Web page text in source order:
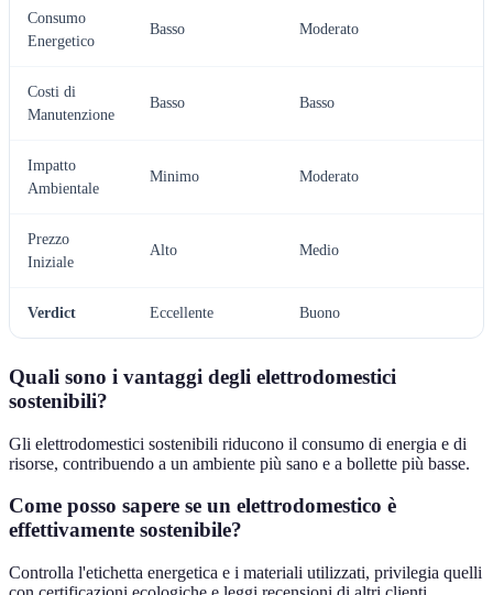
Consumo
Energetico
Basso Moderato
Costi di
Manutenzione
Basso Basso
Impatto
Ambientale
Minimo Moderato
Prezzo
Iniziale
Alto Medio
Verdict Eccellente Buono
Quali sono i vantaggi degli elettrodomestici
sostenibili?
Gli elettrodomestici sostenibili riducono il consumo di energia e di
risorse, contribuendo a un ambiente più sano e a bollette più basse.
Come posso sapere se un elettrodomestico è
effettivamente sostenibile?
Controlla l'etichetta energetica e i materiali utilizzati, privilegia quelli